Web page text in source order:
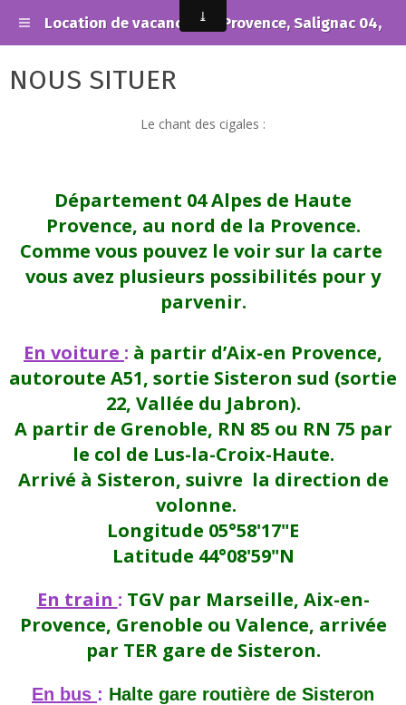
Location de vacances en Provence, Salignac 04,
NOUS SITUER
Le chant des cigales :
Département 04 Alpes de Haute
Provence, au nord de la Provence.
Comme vous pouvez le voir sur la carte
vous avez plusieurs possibilités pour y
parvenir.
En voiture : à partir d’Aix-en Provence,
autoroute A51, sortie Sisteron sud (sortie
22, Vallée du Jabron).
A partir de Grenoble, RN 85 ou RN 75 par
le col de Lus-la-Croix-Haute.
Arrivé à Sisteron, suivre la direction de
volonne.
Longitude 05°58'17"E
Latitude 44°08'59"N
En train : TGV par Marseille, Aix-en-
Provence, Grenoble ou Valence, arrivée
par TER gare de Sisteron.
En bus : Halte gare routière de Sisteron